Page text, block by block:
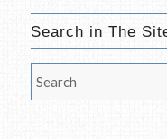
Search in The